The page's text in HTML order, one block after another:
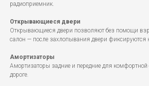
радиоприемник.
Открывающиеся двери
Открывающиеся двери позволяют без помощи
салон — после захлопывания двери фиксируются
Амортизаторы
Амортизаторы задние и передние для комфортной
дороге.